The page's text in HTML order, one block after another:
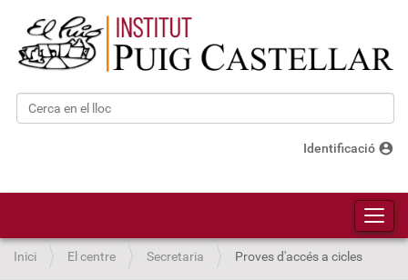
Cerca
Identificació account_circle
Inici El centre Secretaria Proves d'accés a cicles